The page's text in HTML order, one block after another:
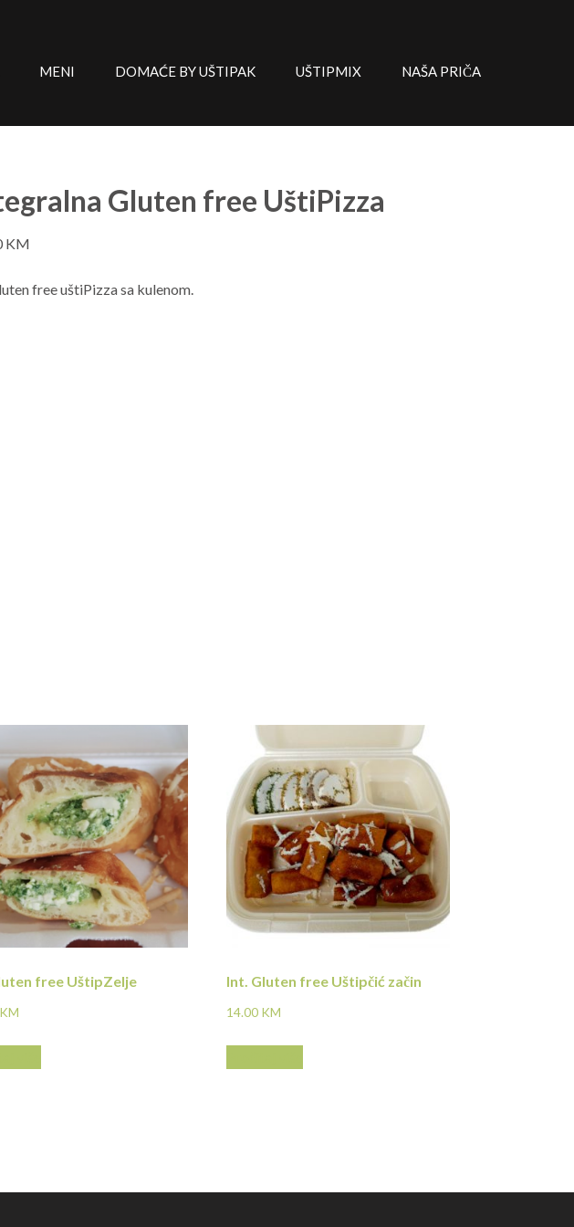
MENI DOMAĆE BY UŠTIPAK UŠTIPMIX NAŠA PRIČA
Gluten free UštiPizza
KM
free uštiPizza sa kulenom.
free UštipZelje
KM
Int. Gluten free Uštipčić začin
14.00 KM